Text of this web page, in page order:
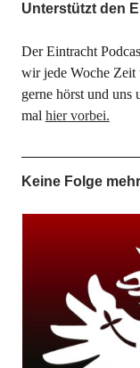
Unterstützt den
Der Eintracht
wir jede Woche Zeit
gerne hörst und uns
mal hier vorbei.
Keine Folge